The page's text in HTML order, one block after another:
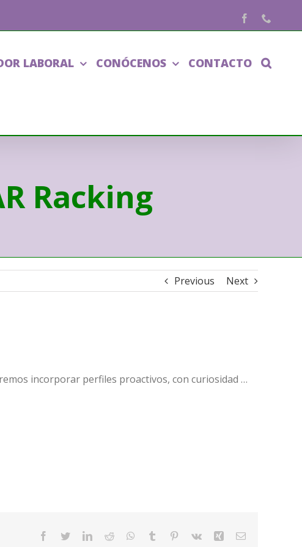
Facebook
LABORAL CONÓCENOS CONTACTO
Racking
Previous Next
incorporar perfiles proactivos, con curiosidad …
Facebook
TwitterLinkedIn
Reddit WhatsApp
Tumblr Pinterest
Vk Xing Email